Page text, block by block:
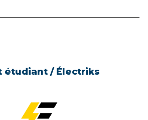
étudiant / Électriks